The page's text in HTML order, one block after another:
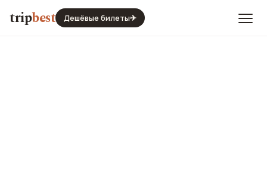
tripbest Дешёвые билеты✈